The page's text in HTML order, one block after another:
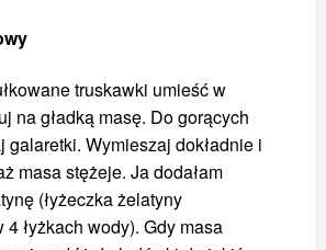
truskawki umieść w
na gładką masę. Do gorących
galaretki. Wymieszaj dokładnie i
masa stężeje. Ja dodałam
(łyżeczka żelatyny
łyżkach wody). Gdy masa